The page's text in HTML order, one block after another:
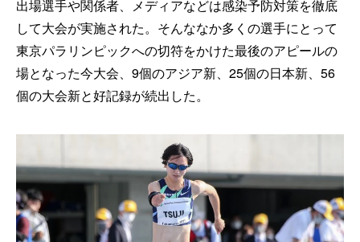
出場選手や関係者、メディアなどは感染予防対策を徹底
して大会が実施された。そんななか多くの選手にとって
東京パラリンピックへの切符をかけた最後のアピールの
場となった今大会、9個のアジア新、25個の日本新、56
個の大会新と好記録が続出した。